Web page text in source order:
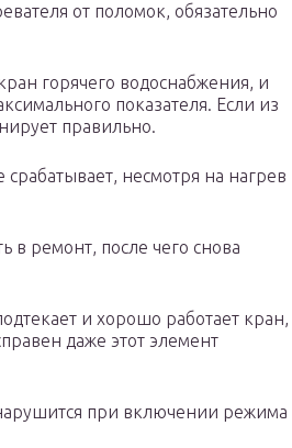
от поломок, обязательно
горячего водоснабжения, и
показателя. Если из
правильно.
несмотря на нагрев
в ремонт, после чего снова
и хорошо работает кран,
даже этот элемент
при включении режима